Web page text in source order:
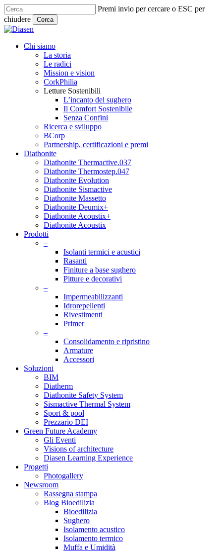
Skip
to
main
content
Premi invio per cercare o ESC per
chiudere
Cerca
Close
search
Menu
Chi siamo
La storia
Le radici
Mission e vision
CorkPhilia
Letture Sostenibili
L’incanto del sughero
Il Comfort Sostenibile
Senza Confini
Ricerca e sviluppo
BCorp
Partnership, certificazioni e premi
Diathonite
Diathonite Thermactive.037
Diathonite Thermostep.047
Diathonite Evolution
Diathonite Sismactive
Diathonite Massetto
Diathonite Deumix+
Diathonite Acoustix+
Diathonite Acoustix
Prodotti
–
Isolanti termici e acustici
Rasanti
Finiture a base sughero
Pitture e decorativi
–
Impermeabilizzanti
Idrorepellenti
Rivestimenti
Primer
–
Consolidamento e ripristino
Armature
Accessori
Soluzioni
BIM
Diatherm
Diathonite Safety System
Sismactive Thermal System
Sport & pool
Prezzario DEI
Green Future Academy
Gli Eventi
Visions of architecture
Diasen Learning Experience
Progetti
Photogallery
Newsroom
Rassegna stampa
Blog Bioedilizia
Bioedilizia
Sughero
Isolamento acustico
Isolamento termico
Muffa e Umidità